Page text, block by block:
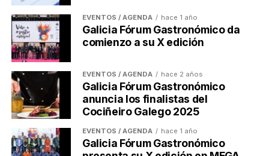
EVENTOS / AGENDA hace 1 año
Galicia Fórum Gastronómico da
comienzo a su X edición
EVENTOS / AGENDA hace 2 años
Galicia Fórum Gastronómico
anuncia los finalistas del
Cociñeiro Galego 2025
EVENTOS / AGENDA hace 1 año
Galicia Fórum Gastronómico